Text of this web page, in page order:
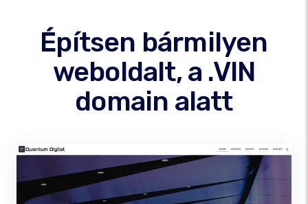
Építsen bármilyen
weboldalt, a .VIN
domain alatt